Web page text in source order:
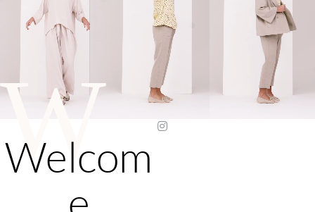
W
Welcom